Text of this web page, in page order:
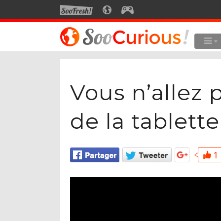
SOOFRESHSOOCURIOUS
Voyage
Style de vie
Vous n’allez
de la
1